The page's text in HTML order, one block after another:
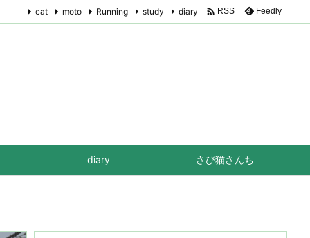
diary さび猫さんち
cat moto Running study diary  RSS Feedly